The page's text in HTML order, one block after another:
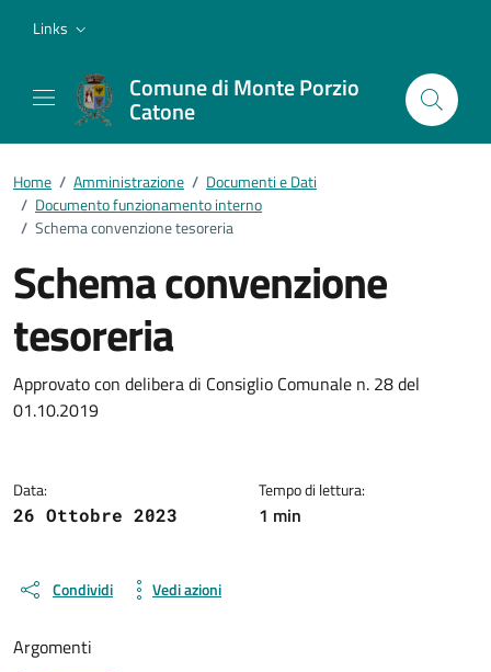
Links
Comune di Monte Porzio
Catone
Home / Amministrazione / Documenti e Dati
/ Documento funzionamento interno
/ Schema convenzione tesoreria
Schema convenzione
tesoreria
Dettagli del documento
Approvato con delibera di Consiglio Comunale n. 28 del
01.10.2019
Data:
26 Ottobre 2023
Tempo di lettura:
1 min
Condividi Vedi azioni
Argomenti